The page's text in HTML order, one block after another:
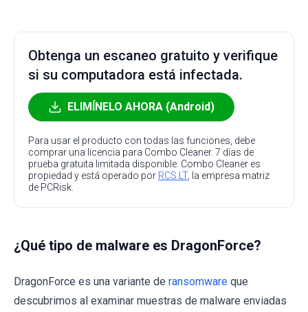
Obtenga un escaneo gratuito y verifique
si su computadora está infectada.
ELIMÍNELO AHORA (Android)
Para usar el producto con todas las funciones, debe
comprar una licencia para Combo Cleaner. 7 días de
prueba gratuita limitada disponible. Combo Cleaner es
propiedad y está operado por RCS LT, la empresa matriz
de PCRisk.
¿Qué tipo de malware es DragonForce?
DragonForce es una variante de ransomware que
descubrimos al examinar muestras de malware enviadas